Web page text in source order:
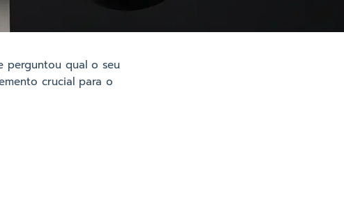
perguntou qual o seu
crucial para o